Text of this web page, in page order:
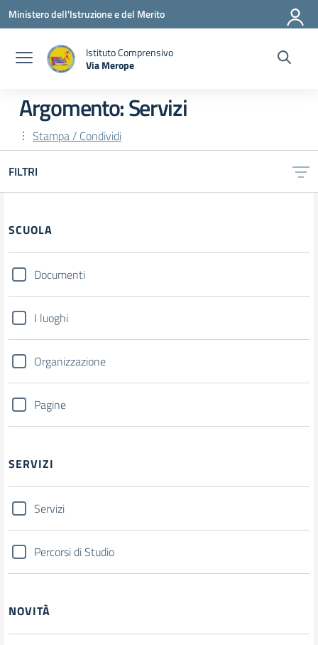
Vai ai contenuti
Vai al menu di navigazione
Vai al footer
Ministero dell'Istruzione e del Merito
Istituto Comprensivo
Via Merope
Argomento: Servizi
Stampa / Condividi
FILTRI
Filtri
SCUOLA
Documenti
I luoghi
Organizzazione
Pagine
SERVIZI
Servizi
Percorsi di Studio
NOVITÀ